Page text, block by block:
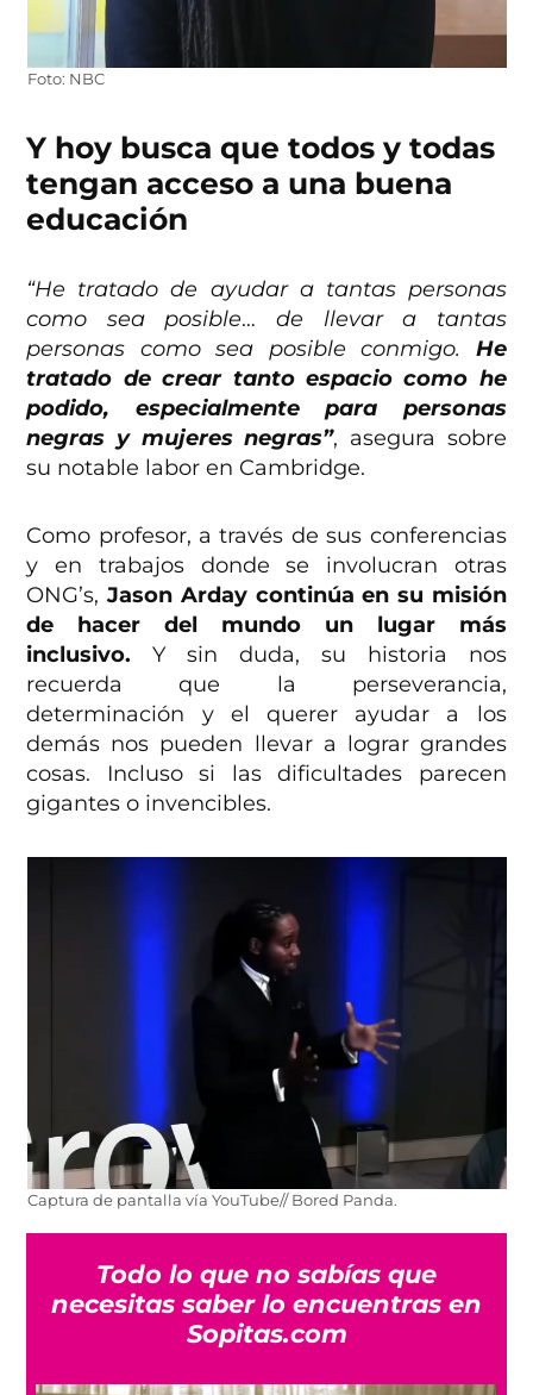
Foto: NBC
Y hoy busca que todos y todas
tengan acceso a una buena
educación
“He tratado de ayudar a tantas personas
como sea posible… de llevar a tantas
personas como sea posible conmigo. He
tratado de crear tanto espacio como he
podido, especialmente para personas
negras y mujeres negras”, asegura sobre
su notable labor en Cambridge.
Como profesor, a través de sus conferencias
y en trabajos donde se involucran otras
ONG’s,Jason Arday continúa en su misión
de hacer del mundo un lugar más
inclusivo. Y sin duda, su historia nos
recuerda que la perseverancia,
determinación y el querer ayudar a los
demás nos pueden llevar a lograr grandes
cosas. Incluso si las dificultades parecen
gigantes o invencibles.
Captura de pantalla vía YouTube// Bored Panda.
Todo lo que no sabías que
necesitas saber lo encuentras en
Sopitas.com